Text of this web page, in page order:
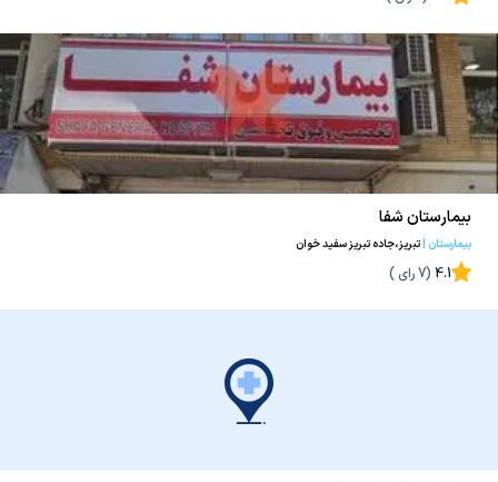
بیمارستان شفا
بیمارستان |تبریز،جاده تبریز سفید خوان
4.1
(
7رای )